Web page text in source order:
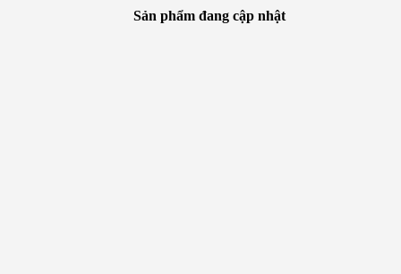
Sản phẩm đang cập nhật